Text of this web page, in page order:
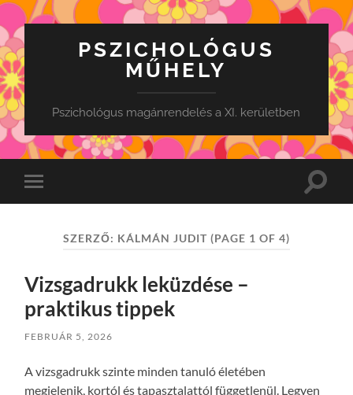
PSZICHOLÓGUS
MŰHELY
Pszichológus magánrendelés a XI. kerületben
Toggle
mobile
Toggle
SZERZŐ: KÁLMÁN JUDIT (PAGE 1 OF 4)
Vizsgadrukk leküzdése –
praktikus tippek
FEBRUÁR 5, 2026
A vizsgadrukk szinte minden tanuló életében
megjelenik, kortól és tapasztalattól függetlenül. Legyen